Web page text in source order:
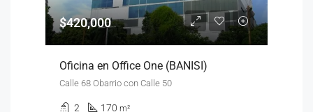
$420,000
Oficina en Office One (BANISI)
Calle 68 Obarrio con Calle 50
2 170 m²